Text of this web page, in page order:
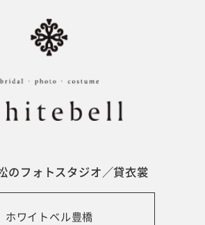
のフォトスタジオ／貸衣裳
ホワイトベル豊橋